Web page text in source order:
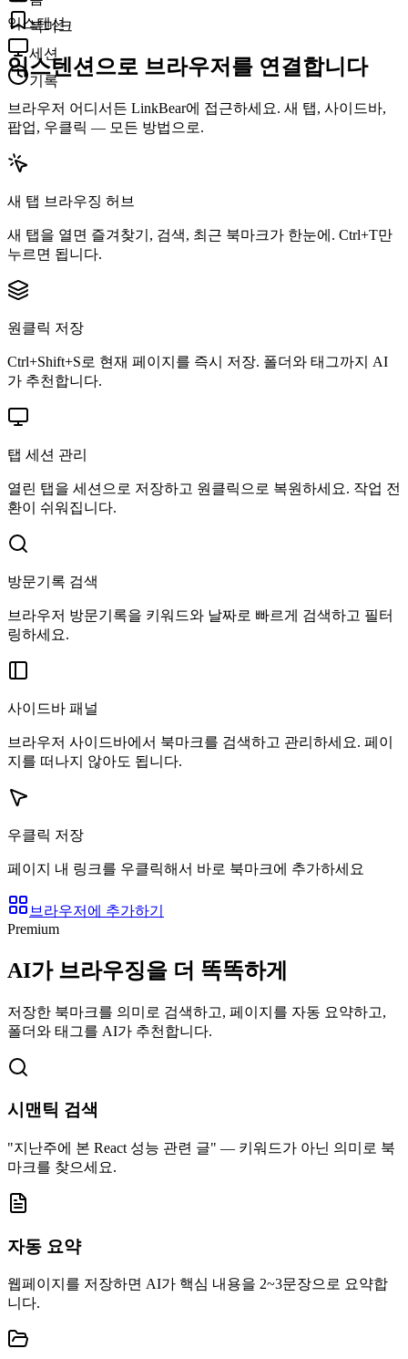
북마크
세션
기록
익스텐션
익스텐션으로 브라우저를 연결합니다
브라우저 어디서든 LinkBear에 접근하세요. 새 탭, 사이드바,
팝업, 우클릭 — 모든 방법으로.
새 탭 브라우징 허브
새 탭을 열면 즐겨찾기, 검색, 최근 북마크가 한눈에. Ctrl+T만
누르면 됩니다.
원클릭 저장
Ctrl+Shift+S로 현재 페이지를 즉시 저장. 폴더와 태그까지 AI
가 추천합니다.
탭 세션 관리
열린 탭을 세션으로 저장하고 원클릭으로 복원하세요. 작업 전
환이 쉬워집니다.
방문기록 검색
브라우저 방문기록을 키워드와 날짜로 빠르게 검색하고 필터
링하세요.
사이드바 패널
브라우저 사이드바에서 북마크를 검색하고 관리하세요. 페이
지를 떠나지 않아도 됩니다.
우클릭 저장
페이지 내 링크를 우클릭해서 바로 북마크에 추가하세요
브라우저에 추가하기
Premium
AI가 브라우징을 더 똑똑하게
저장한 북마크를 의미로 검색하고, 페이지를 자동 요약하고,
폴더와 태그를 AI가 추천합니다.
시맨틱 검색
"지난주에 본 React 성능 관련 글" — 키워드가 아닌 의미로 북
마크를 찾으세요.
자동 요약
웹페이지를 저장하면 AI가 핵심 내용을 2~3문장으로 요약합
니다.